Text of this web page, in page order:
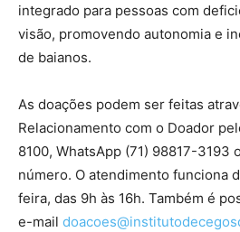
integrado para pessoas com
visão, promovendo autonomia e
de baianos.
As doações podem ser feitas
Relacionamento com o Doador
8100, WhatsApp (71) 98817-3193
número. O atendimento funciona
feira, das 9h às 16h. Também é
e-mail